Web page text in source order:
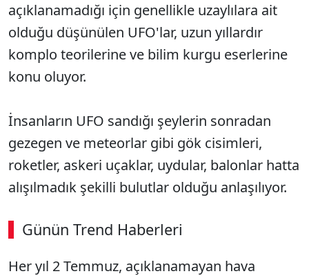
açıklanamadığı için genellikle uzaylılara ait
olduğu düşünülen UFO'lar, uzun yıllardır
komplo teorilerine ve bilim kurgu eserlerine
konu oluyor.
İnsanların UFO sandığı şeylerin sonradan
gezegen ve meteorlar gibi gök cisimleri,
roketler, askeri uçaklar, uydular, balonlar hatta
alışılmadık şekilli bulutlar olduğu anlaşılıyor.
Günün Trend Haberleri
SÖZCÜ SON DAKİKA
Her yıl 2 Temmuz, açıklanamayan hava